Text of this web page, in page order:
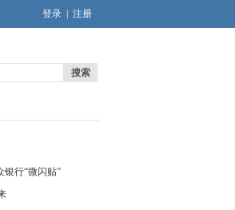
登录 注册
搜索
银行“微闪贴”